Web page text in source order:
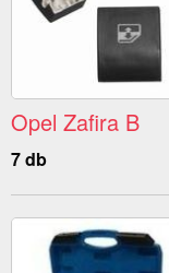
Opel Zafira B
7 db